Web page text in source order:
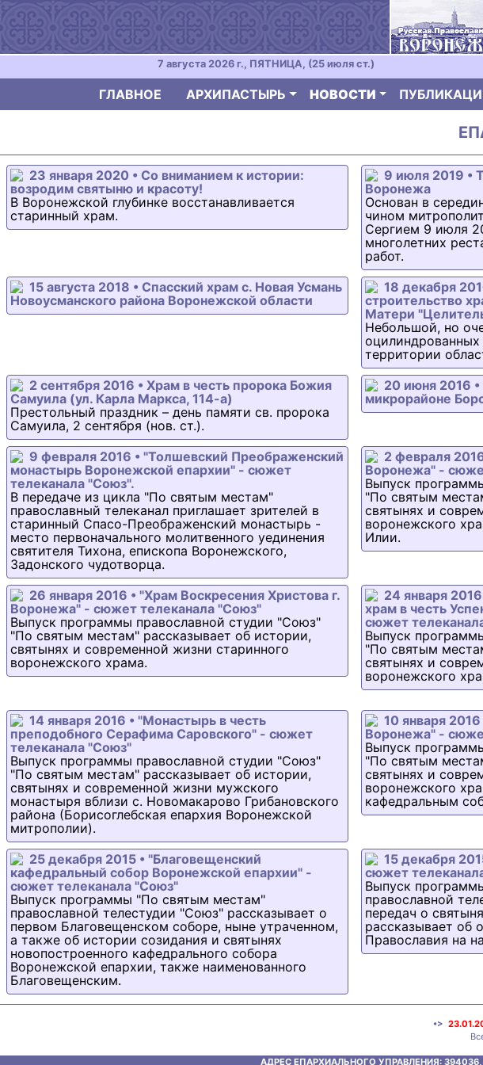
7 августа 2026 г., ПЯТНИЦА, (25 июля ст.)
ГЛАВНОЕ АРХИПАСТЫРЬ НОВОСТИ
23 января 2020 • Со вниманием к истории:
возродим святыню и красоту!
В Воронежской глубинке восстанавливается
старинный храм.
9 июля 2019 •
Воронежа
Основан в
чином
Сергием 9 июля
многолетних
работ.
15 августа 2018 • Спасский храм с. Новая Усмань
Новоусманского района Воронежской области
18 декабря
строительство
Матери
Небольшой, но
оцилиндрованных
территории
2 сентября 2016 • Храм в честь пророка Божия
Самуила (ул. Карла Маркса, 114-а)
Престольный праздник – день памяти св. пророка
Самуила, 2 сентября (нов. ст.).
20 июня 2016
микрорайоне
9 февраля 2016 • "Толшевский Преображенский
монастырь Воронежской епархии" - сюжет
телеканала "Союз".
В передаче из цикла "По святым местам"
православный телеканал приглашает зрителей в
старинный Спасо-Преображенский монастырь -
место первоначального молитвенного уединения
святителя Тихона, епископа Воронежского,
Задонского чудотворца.
2 февраля
Воронежа" -
Выпуск
"По святым
святынях и
воронежского
Илии.
26 января 2016 • "Храм Воскресения Христова г.
Воронежа" - сюжет телеканала "Союз"
Выпуск программы православной студии "Союз"
"По святым местам" рассказывает об истории,
святынях и современной жизни старинного
воронежского храма.
24 января
храм в честь
сюжет
Выпуск
"По святым
святынях и
воронежского
14 января 2016 • "Монастырь в честь
преподобного Серафима Саровского" - сюжет
телеканала "Союз"
Выпуск программы православной студии "Союз"
"По святым местам" рассказывает об истории,
святынях и современной жизни мужского
монастыря вблизи с. Новомакарово Грибановского
района (Борисоглебская епархия Воронежской
митрополии).
10 января
Воронежа" -
Выпуск
"По святым
святынях и
воронежского
кафедральным
25 декабря 2015 • "Благовещенский
кафедральный собор Воронежской епархии" -
сюжет телеканала "Союз"
Выпуск программы "По святым местам"
православной телестудии "Союз" рассказывает о
первом Благовещенском соборе, ныне утраченном,
а также об истории созидания и святынях
новопостроенного кафедрального собора
Воронежской епархии, также наименованного
Благовещенским.
15 декабря
сюжет
Выпуск
православной
передач о
рассказывает об
Православия на
•>
АДРЕС ЕПАРХИАЛЬНОГО УПРАВЛЕНИЯ: 394036,